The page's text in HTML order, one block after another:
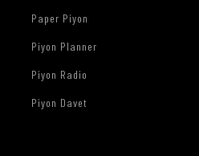
Paper Piyon
Piyon Planner
Piyon Radio
Piyon Davet